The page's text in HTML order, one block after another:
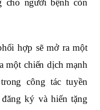
cho người bệnh còn
hợp sẽ mở ra một
một chiến dịch mạnh
công tác tuyền
ký và hiến tặng